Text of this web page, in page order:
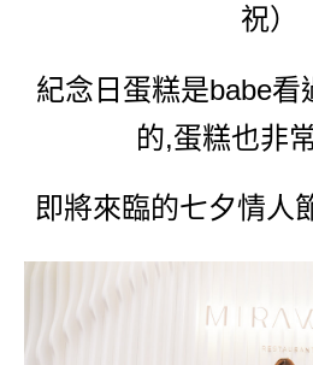
祝）
紀念日蛋糕是babe看
的,蛋糕也非
即將來臨的七夕情人